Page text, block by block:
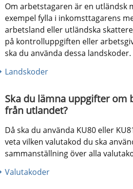
Om arbetstagaren är en utländsk
exempel fylla i inkomsttagarens
arbetsland eller utländska
på kontrolluppgiften eller
ska du använda dessa landskoder.
Landskoder
Ska du lämna uppgifter om
från utlandet?
Då ska du använda KU80 eller
veta vilken valutakod du ska
sammanställning över alla
Valutakoder